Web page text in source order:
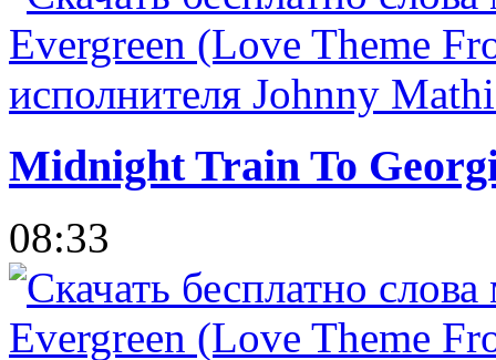
Midnight Train To
08:33